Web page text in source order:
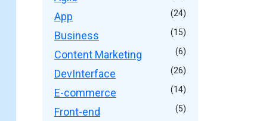
App (24)
Business (15)
Content Marketing (6)
DevInterface (26)
E-commerce (14)
Front-end (5)